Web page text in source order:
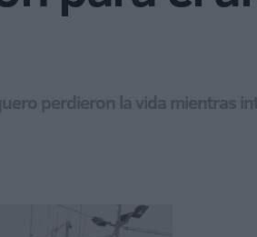
perdieron la vida mientras